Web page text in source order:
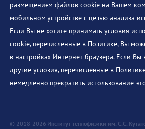
размещением файлов cookie на Вашем
мобильном устройстве с целью анализа
Если Вы не хотите принимать условия
cookie, перечисленные в Политике, Вы
в настройках Интернет-браузера. Если Вы
другие условия, перечисленные в
немедленно прекратить использование
© 2018-2026 Институт теплофизики им. С.С.